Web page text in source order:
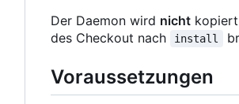
Der Daemon wird nicht
des Checkout nach
install
Voraussetzungen